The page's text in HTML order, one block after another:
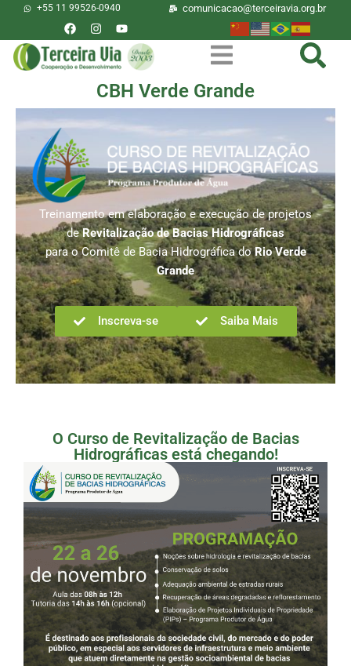
+55 11 99526-0940 comunicacao@terceiravia.org.br
CBH Verde Grande
Treinamento em elaboração e execução de projetos
deRevitalização de Bacias Hidrográficas
para o Comitê de Bacia Hidrográfica doRio Verde
Grande
Inscreva-se Saiba Mais
O Curso de Revitalização de Bacias
Hidrográficas está chegando!